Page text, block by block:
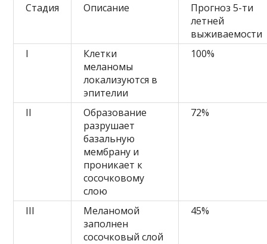
Стадия
Описание
Прогноз 5-ти
летней
выживаемости
I
Клетки
меланомы
локализуются в
эпителии
100%
II
Образование
разрушает
базальную
мембрану и
проникает к
сосочковому
слою
72%
III
Меланомой
заполнен
сосочковый слой
45%